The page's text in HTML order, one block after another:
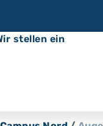
stellen ein